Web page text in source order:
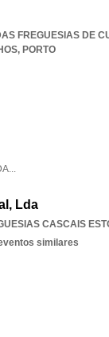
FREGUESIAS DE
, PORTO
...
Lda
CASCAIS
similares